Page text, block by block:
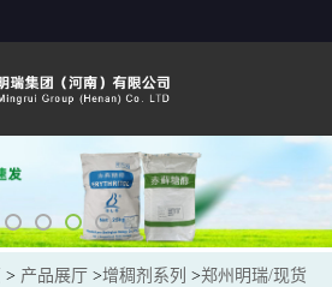
> 产品展厅 >增稠剂系列 >郑州明瑞/现货